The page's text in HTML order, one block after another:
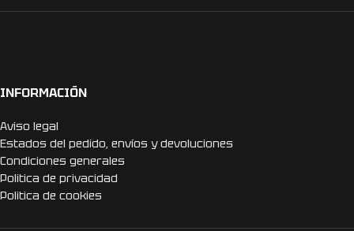
INFORMACIÓN
Aviso legal
Estados del pedido, envíos y devoluciones
Condiciones generales
Politica de privacidad
Politica de cookies